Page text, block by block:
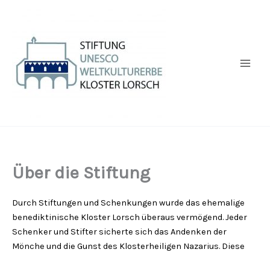
springen
Über die Stiftung
Durch Stiftungen und Schenkungen wurde das ehemalige
benediktinische Kloster Lorsch überaus vermögend. Jeder
Schenker und Stifter sicherte sich das Andenken der
Mönche und die Gunst des Klosterheiligen Nazarius. Diese